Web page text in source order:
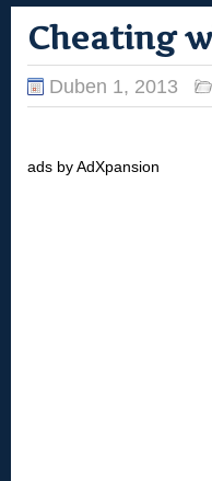
Cheating
Duben 1, 2013
ads by AdXpansion